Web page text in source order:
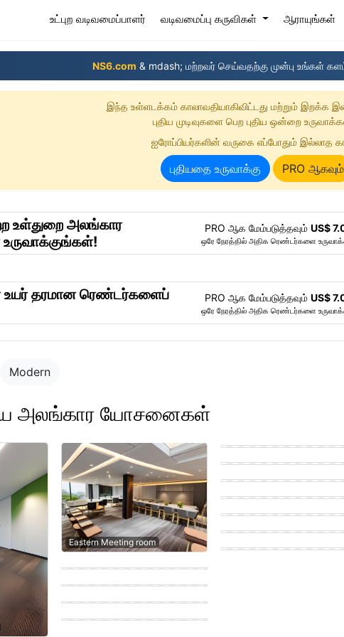
உட்புற வடிவமைப்பாளர் (current)
வடிவமைப்பு கருவிகள் ஆராயுங்கள்
NS6.com & mdash; மற்றவர் செய்வதற்கு முன்பு உங்கள்
இந்த உள்ளடக்கம் காலாவதியாகிவிட்டது மற்றும் இறக்க
புதிய முடிவுகளை பெற புதிய ஒன்றை
ஐரோப்பியர்களின் வருகை எப்போதும் இல்லாத
புதியதை உருவாக்கு PRO ஆகவும்
உள்துறை அலங்கார
PRO ஆக மேம்படுத்தவும் US$
ஒரே நேரத்தில் அதிக ரெண்டர்களை
உயர் தரமான ரெண்டர்களைப்
PRO ஆக மேம்படுத்தவும் US$
ஒரே நேரத்தில் அதிக ரெண்டர்களை
Modern
அலங்கார யோசனைகள்
Eastern Meeting room